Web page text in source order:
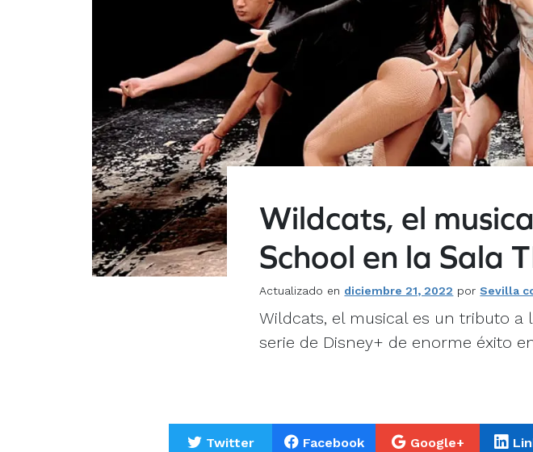
Wildcats, el
School en la Sala
Actualizado en diciembre 21, 2022 porSevilla
Wildcats, el musical es un tributo a
serie de Disney+ de enorme éxito
Twitter Facebook Google+